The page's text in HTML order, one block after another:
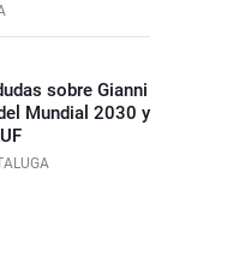
sobre Gianni
Mundial 2030 y